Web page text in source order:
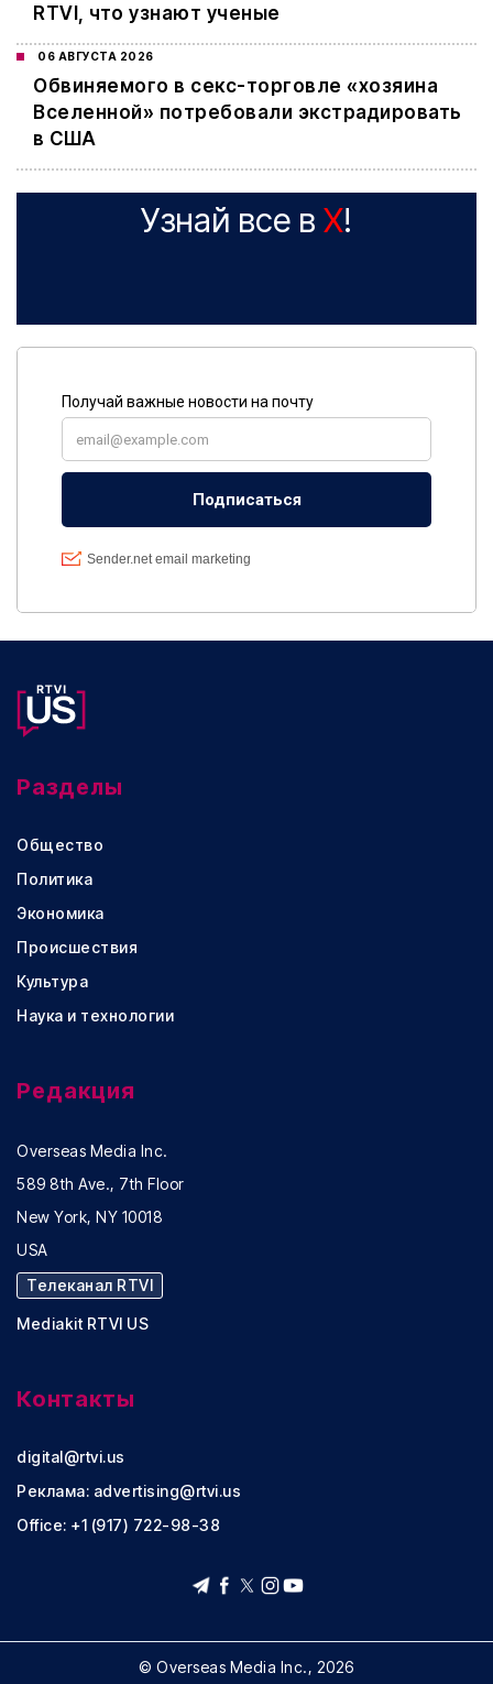
RTVI, что узнают ученые
06 АВГУСТА 2026
Обвиняемого в секс-торговле «хозяина
Вселенной» потребовали экстрадировать
в США
Узнай все в X!
Разделы
Общество
Политика
Экономика
Происшествия
Культура
Наука и технологии
Редакция
Overseas Media Inc.
589 8th Ave., 7th Floor
New York, NY 10018
USA
Телеканал RTVI
Mediakit RTVI US
Контакты
digital@rtvi.us
Реклама: advertising@rtvi.us
Office: +1 (917) 722-98-38
© Overseas Media Inc., 2026